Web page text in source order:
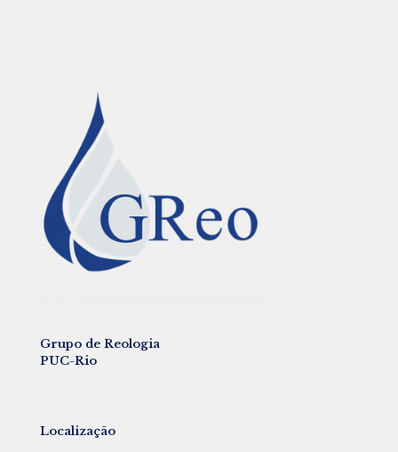
Grupo de Reologia
PUC-Rio
Localização